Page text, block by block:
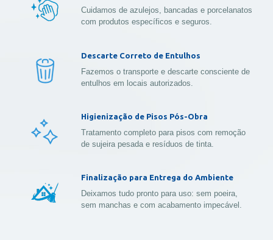
Cuidamos de azulejos, bancadas e porcelanatos
com produtos específicos e seguros.
Descarte Correto de Entulhos
Fazemos o transporte e descarte consciente de
entulhos em locais autorizados.
Higienização de Pisos Pós-Obra
Tratamento completo para pisos com remoção
de sujeira pesada e resíduos de tinta.
Finalização para Entrega do Ambiente
Deixamos tudo pronto para uso: sem poeira,
sem manchas e com acabamento impecável.